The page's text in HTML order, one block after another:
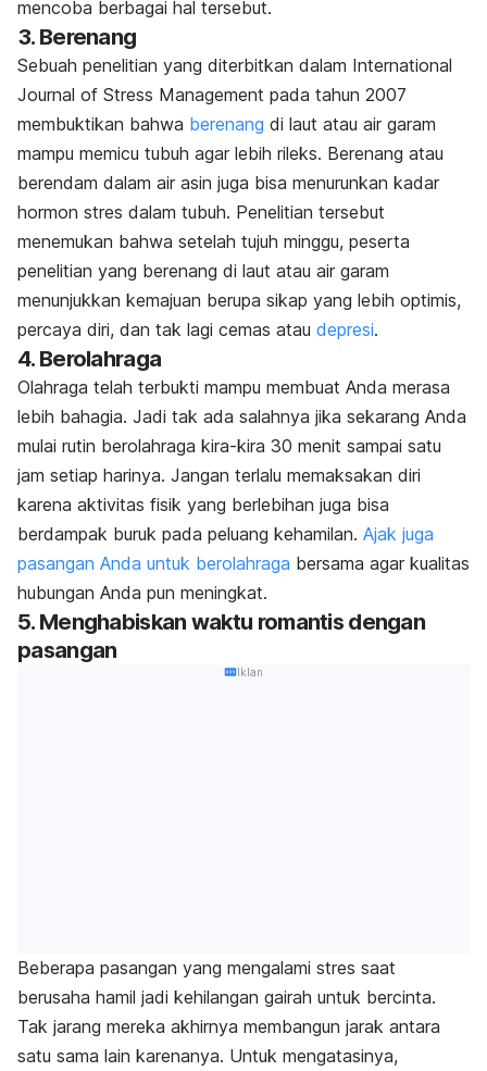
mencoba berbagai hal tersebut.
3. Berenang
Sebuah penelitian yang diterbitkan dalam International
Journal of Stress Management pada tahun 2007
membuktikan bahwa berenang di laut atau air garam
mampu memicu tubuh agar lebih rileks. Berenang atau
berendam dalam air asin juga bisa menurunkan kadar
hormon stres dalam tubuh. Penelitian tersebut
menemukan bahwa setelah tujuh minggu, peserta
penelitian yang berenang di laut atau air garam
menunjukkan kemajuan berupa sikap yang lebih optimis,
percaya diri, dan tak lagi cemas atau depresi.
4. Berolahraga
Olahraga telah terbukti mampu membuat Anda merasa
lebih bahagia. Jadi tak ada salahnya jika sekarang Anda
mulai rutin berolahraga kira-kira 30 menit sampai satu
jam setiap harinya. Jangan terlalu memaksakan diri
karena aktivitas fisik yang berlebihan juga bisa
berdampak buruk pada peluang kehamilan. Ajak juga
pasangan Anda untuk berolahraga bersama agar kualitas
hubungan Anda pun meningkat.
5. Menghabiskan waktu romantis dengan
pasangan
Iklan
Beberapa pasangan yang mengalami stres saat
berusaha hamil jadi kehilangan gairah untuk bercinta.
Tak jarang mereka akhirnya membangun jarak antara
satu sama lain karenanya. Untuk mengatasinya,